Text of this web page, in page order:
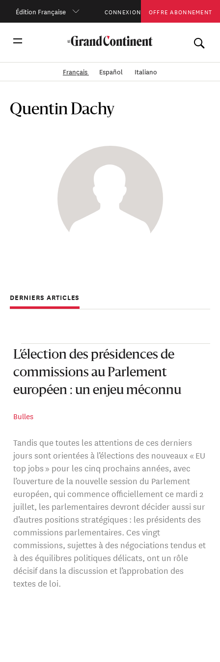
Édition Française CONNEXION OFFRE ABONNEMENT
Français Español Italiano
Quentin Dachy
DERNIERS ARTICLES
L’élection des présidences de
commissions au Parlement
européen : un enjeu méconnu
Bulles
Tandis que toutes les attentions de ces derniers
jours sont orientées à l’élections des nouveaux « EU
top jobs » pour les cinq prochains années, avec
l’ouverture de la nouvelle session du Parlement
européen, qui commence officiellement ce mardi 2
juillet, les parlementaires devront décider aussi sur
d’autres positions stratégiques : les présidents des
commissions parlementaires. Ces vingt
commissions, sujettes à des négociations tendus et
à des équilibres politiques délicats, ont un rôle
décisif dans la discussion et l’approbation des
textes de loi.